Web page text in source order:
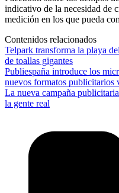
indicativo de la necesidad de
medición en los que pueda
Contenidos relacionados
Telpark transforma la playa
de toallas gigantes
Publiespaña introduce los
nuevos formatos publicitarios
La nueva campaña
la gente real